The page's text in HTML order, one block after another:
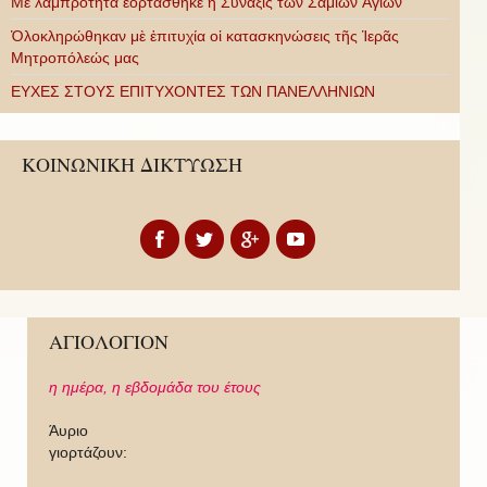
Ὁλοκληρώθηκαν μὲ ἐπιτυχία οἱ κατασκηνώσεις τῆς Ἱερᾶς
Μητροπόλεώς μας
ΕΥΧΕΣ ΣΤΟΥΣ ΕΠΙΤΥΧΟΝΤΕΣ ΤΩΝ ΠΑΝΕΛΛΗΝΙΩΝ
ΚΟΙΝΩΝΙΚΗ ΔΙΚΤΥΩΣΗ
ΑΓΙΟΛΟΓΙΟΝ
η ημέρα, η εβδομάδα του έτους
Άυριο
γιορτάζουν: